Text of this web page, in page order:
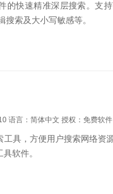
的快速精准深层搜索。支
索及大小写敏感等。
语言：简体中文 授权：免费软件
工具，方便用户搜索网络资
软件。